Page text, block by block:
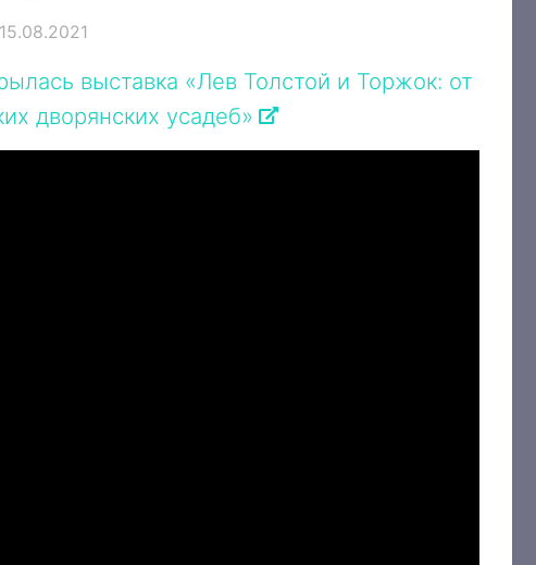
15.08.2021
выставка «Лев Толстой и Торжок: от
дворянских усадеб»